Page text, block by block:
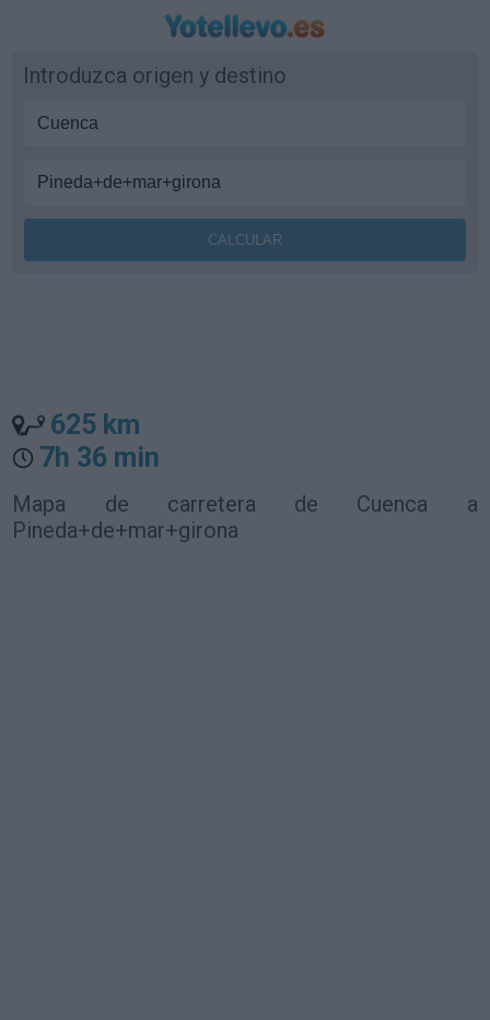
Introduzca origen y destino
625 km
7h 36 min
Mapa de carretera de Cuenca a
Pineda+de+mar+girona